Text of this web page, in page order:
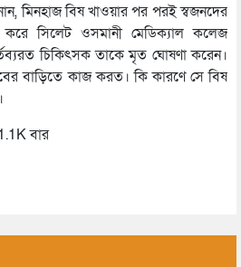
মিনহাজ বিষ খাওয়ার পর পরই স্বজনদের
সিলেট ওসমানী মেডিক্যাল কলেজ
চিকিৎসক তাকে মৃত ঘোষণা করেন।
বাড়িতে কাজ করত। কি কারণে সে বিষ
বার